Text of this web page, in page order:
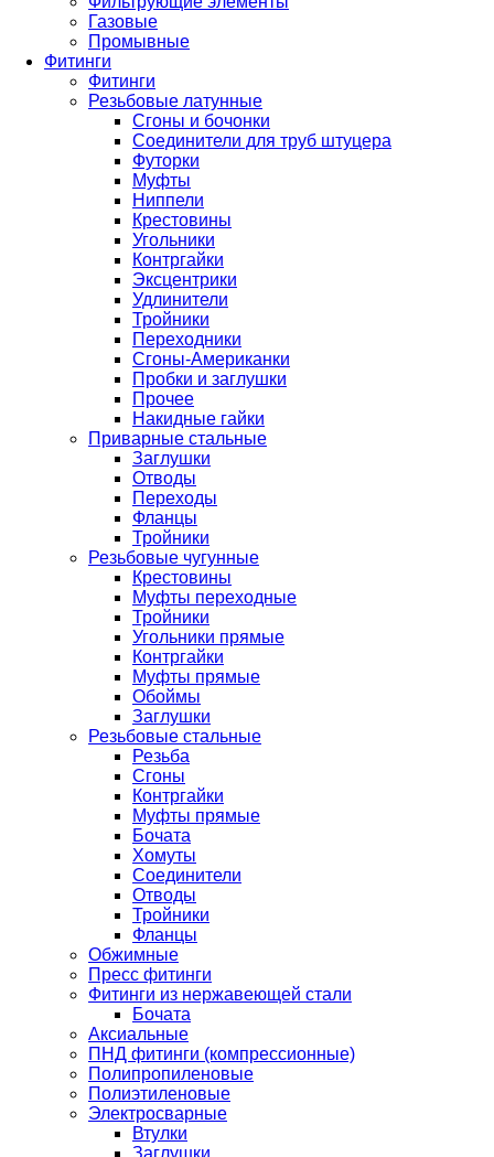
Газовые
Промывные
Фитинги
Фитинги
Резьбовые латунные
Сгоны и бочонки
Соединители для труб штуцера
Футорки
Муфты
Ниппели
Крестовины
Угольники
Контргайки
Эксцентрики
Удлинители
Тройники
Переходники
Сгоны-Американки
Пробки и заглушки
Прочее
Накидные гайки
Приварные стальные
Заглушки
Отводы
Переходы
Фланцы
Тройники
Резьбовые чугунные
Крестовины
Муфты переходные
Тройники
Угольники прямые
Контргайки
Муфты прямые
Обоймы
Заглушки
Резьбовые стальные
Резьба
Сгоны
Контргайки
Муфты прямые
Бочата
Хомуты
Соединители
Отводы
Тройники
Фланцы
Обжимные
Пресс фитинги
Фитинги из нержавеющей стали
Бочата
Аксиальные
ПНД фитинги (компрессионные)
Полипропиленовые
Полиэтиленовые
Электросварные
Втулки